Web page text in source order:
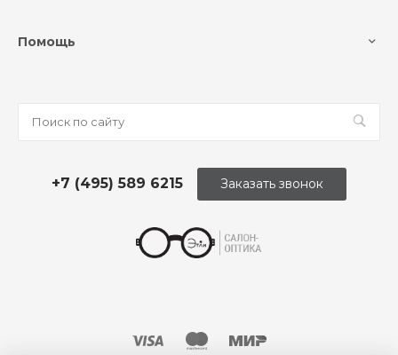
Помощь
+7 (495) 589 6215 Заказать звонок